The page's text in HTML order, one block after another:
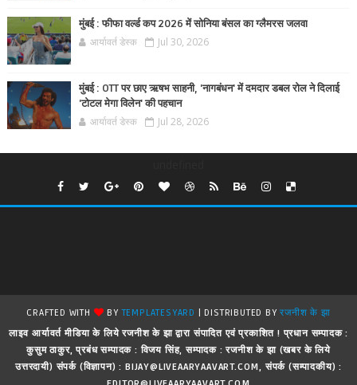
मुंबई : फीफा वर्ल्ड कप 2026 में सोनिया बंसल का ग्लैमरस जलवा
आर्यावर्त डेस्क Jul 30, 2026
मुंबई : OTT पर छाए ऋषभ साहनी, 'नागबंधन' में दमदार डबल रोल ने दिलाई
'टोटल मेगा विलेन' की पहचान
आर्यावर्त डेस्क Jul 28, 2026
CRAFTED WITH BYTEMPLATESYARD | DISTRIBUTED BYरजनीश के झा
लाइव आर्यावर्त मीडिया के लिये रजनीश के झा द्वारा संपादित एवं प्रकाशित ! प्रधान सम्पादक :
कुसुम ठाकुर, प्रबंध सम्पादक : विजय सिंह, सम्पादक : रजनीश के झा (खबर के लिये
उत्तरदायी) संपर्क (विज्ञापन) : BIJAY@LIVEAARYAAVART.COM, संपर्क (सम्पादकीय) :